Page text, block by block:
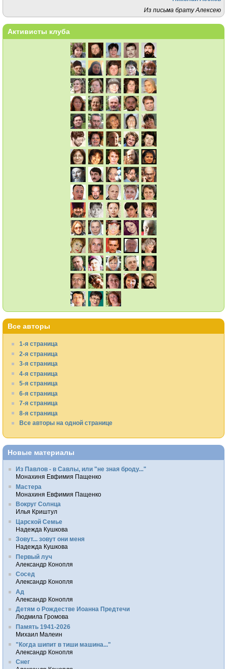
Из письма брату Алексею
Активисты клуба
Все авторы
1-я страница
2-я страница
3-я страница
4-я страница
5-я страница
6-я страница
7-я страница
8-я страница
Все авторы на одной странице
Новые материалы
Из Павлов - в Савлы, или "не зная броду..."
Монахиня Евфимия Пащенко
Мастера
Монахиня Евфимия Пащенко
Вокруг Солнца
Илья Криштул
Царской Семье
Надежда Кушкова
Зовут... зовут они меня
Надежда Кушкова
Первый луч
Александр Конопля
Сосед
Александр Конопля
Ад
Александр Конопля
Детям о Рождестве Иоанна Предтечи
Людмила Громова
Память 1941-2026
Михаил Малеин
"Когда шипит в тиши машина..."
Александр Конопля
Снег